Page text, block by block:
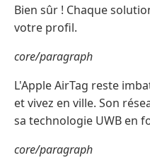
Bien sûr ! Chaque
votre profil.
core/paragraph
L'Apple AirTag reste
et vivez en ville. Son
sa technologie UWB en
core/paragraph